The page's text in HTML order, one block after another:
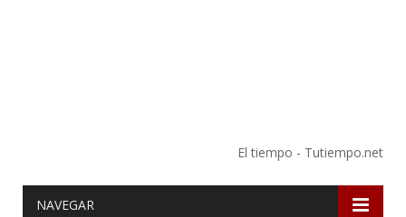
El tiempo - Tutiempo.net
NAVEGAR